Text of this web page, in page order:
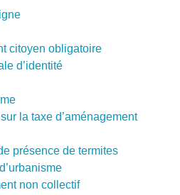
citoyen obligatoire
d’identité
la taxe d’aménagement
présence de termites
non collectif